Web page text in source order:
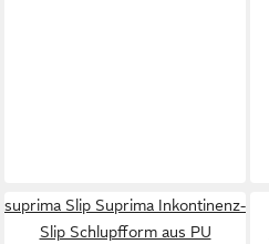
suprima Slip Suprima Inkontinenz-
Slip Schlupfform aus PU